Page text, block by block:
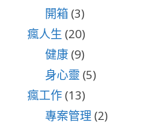
開箱(3)
瘋人生 (20)
健康(9)
身心靈 (5)
瘋工作(13)
專案管理 (2)